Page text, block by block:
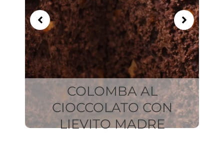
COLOMBA AL
CIOCCOLATO CON
LIEVITO MADRE